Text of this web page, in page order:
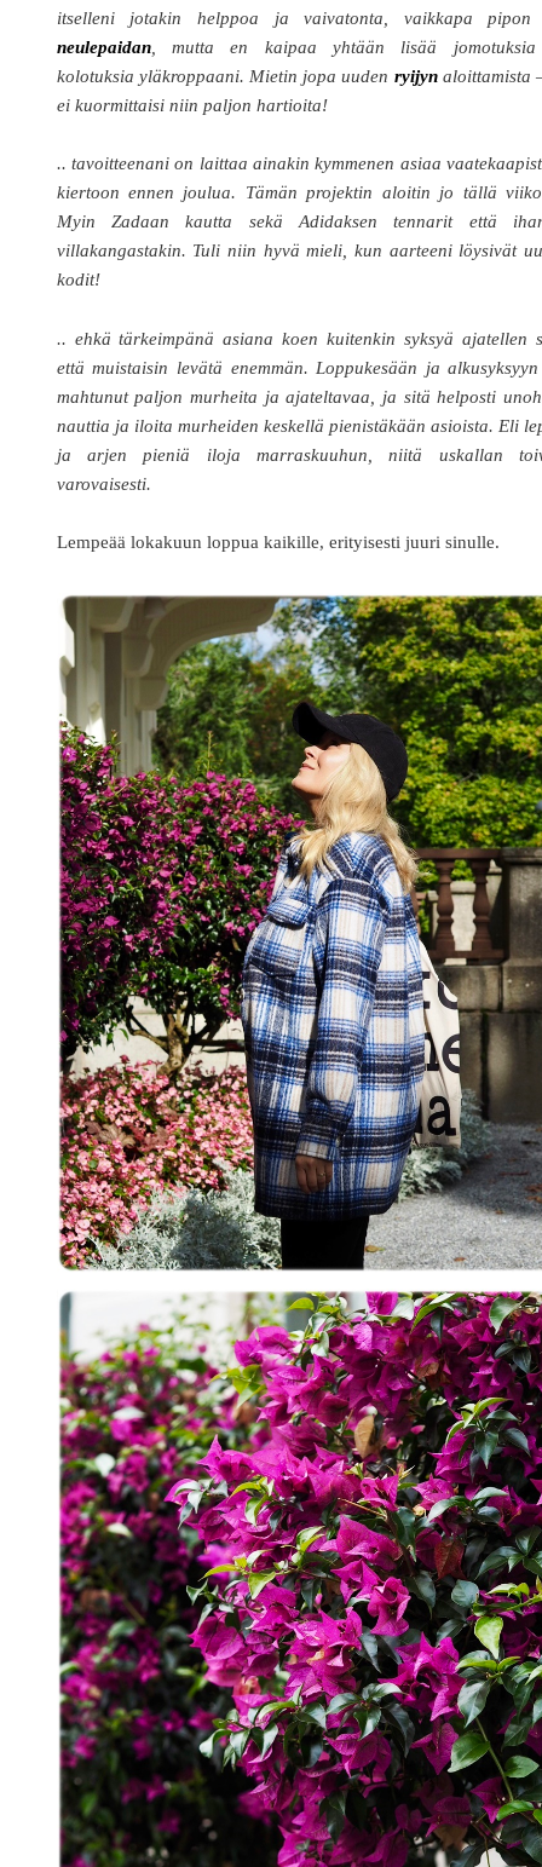
itselleni jotakin helppoa ja vaivatonta, vaikkapa
neulepaidan, mutta en kaipaa yhtään lisää
kolotuksia yläkroppaani. Mietin jopa uuden ryijynaloittamista
ei kuormittaisi niin paljon hartioita!
.. tavoitteenani on laittaa ainakin kymmenen asiaa
kiertoon ennen joulua. Tämän projektin aloitin jo tällä
Myin Zadaan kautta sekä Adidaksen tennarit että
villakangastakin. Tuli niin hyvä mieli, kun aarteeni löysivät
kodit!
.. ehkä tärkeimpänä asiana koen kuitenkin syksyä ajatellen
että muistaisin levätä enemmän. Loppukesään ja
mahtunut paljon murheita ja ajateltavaa, ja sitä helposti
nauttia ja iloita murheiden keskellä pienistäkään asioista. Eli
ja arjen pieniä iloja marraskuuhun, niitä uskallan
varovaisesti.
Lempeää lokakuun loppua kaikille, erityisesti juuri sinulle.